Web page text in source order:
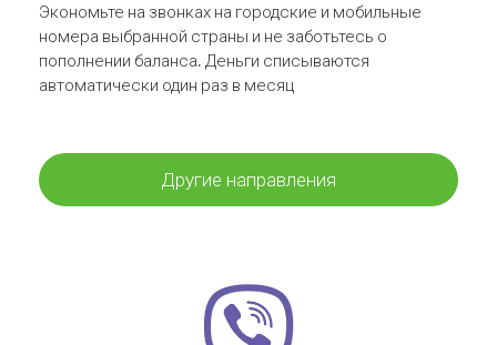
Экономьте на звонках на городские и мобильные
номера выбранной страны и не заботьтесь о
пополнении баланса. Деньги списываются
автоматически один раз в месяц
Другие направления